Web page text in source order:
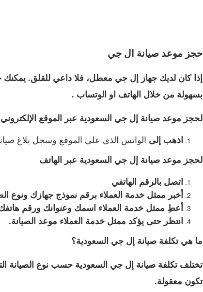
حجز موعد صيانة ال جي
إذا كان لديك جهاز إل جي معطل، فلا داعي للقلق.
بسهولة من خلال الهاتف او الوتساب .
لحجز موعد صيانة إل جي السعودية عبر الموقع الإلكتروني
اذهب إلى الواتس الذى على الموقع وسجل بلاغ
لحجز موعد صيانة إل جي السعودية عبر الهاتف
اتصل بالرقم الهاتفي
أخبر ممثل خدمة العملاء برقم نموذج جهازك ونوع
أعطِ ممثل خدمة العملاء اسمك وعنوانك ورقم
انتظر حتى يؤكد ممثل خدمة العملاء موعد الصيانة.
ما هي تكلفة صيانة إل جي السعودية؟
تختلف تكلفة صيانة إل جي السعودية حسب نوع الصيانة
تكون معقولة.